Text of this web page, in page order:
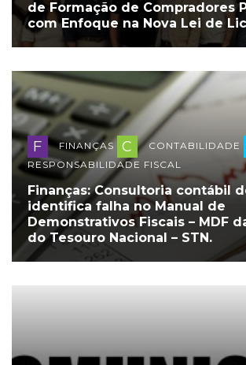
de Formação de Compradores
com Enfoque na Nova Lei de
F FINANÇAS C CONTABILIDADE
RESPONSABILIDADE FISCAL
Finanças: Consultoria contábil
identifica falha no Manual de
Demonstrativos Fiscais – MDF
do Tesouro Nacional – STN.